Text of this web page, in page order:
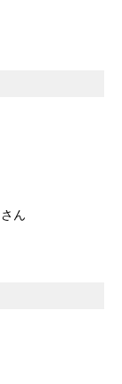
ん